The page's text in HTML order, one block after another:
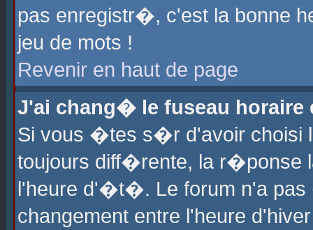
pas enregistr�, c'est la bonne
jeu de mots !
Revenir en haut de page
J'ai chang� le fuseau horaire
Si vous �tes s�r d'avoir choisi
toujours diff�rente, la r�ponse
l'heure d'�t�. Le forum n'a
changement entre l'heure